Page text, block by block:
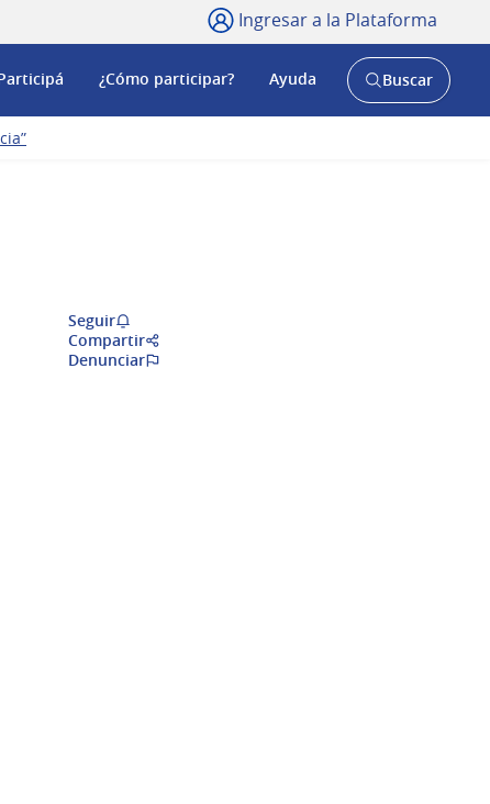
Ingresar a la Plataforma
¿Cómo participar? Ayuda
AbrirBuscar
Seguir
Compartir
Denunciar